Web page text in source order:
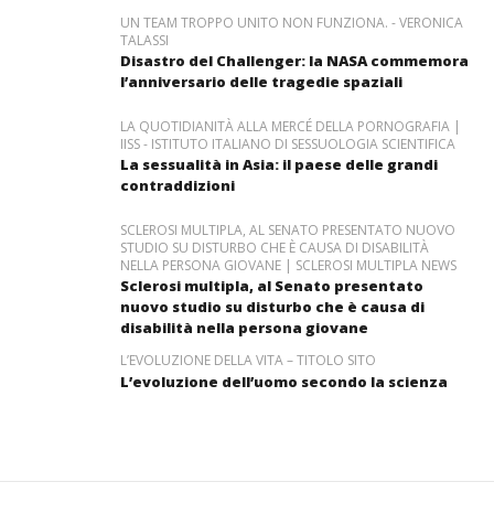
UN TEAM TROPPO UNITO NON FUNZIONA. - VERONICA
TALASSI
Disastro del Challenger: la NASA commemora
l’anniversario delle tragedie spaziali
LA QUOTIDIANITÀ ALLA MERCÉ DELLA PORNOGRAFIA |
IISS - ISTITUTO ITALIANO DI SESSUOLOGIA SCIENTIFICA
La sessualità in Asia: il paese delle grandi
contraddizioni
SCLEROSI MULTIPLA, AL SENATO PRESENTATO NUOVO
STUDIO SU DISTURBO CHE È CAUSA DI DISABILITÀ
NELLA PERSONA GIOVANE | SCLEROSI MULTIPLA NEWS
Sclerosi multipla, al Senato presentato
nuovo studio su disturbo che è causa di
disabilità nella persona giovane
L’EVOLUZIONE DELLA VITA – TITOLO SITO
L’evoluzione dell’uomo secondo la scienza